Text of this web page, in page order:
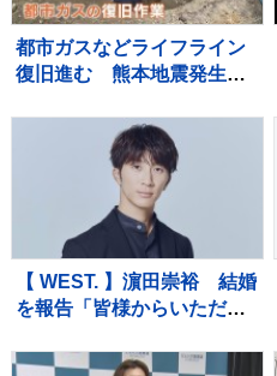
都市ガスなどライフライン
復旧進む 熊本地震発生か
で都市ガス供給止まるが5割
ほど復旧 残る世帯も今週
中に復旧の見通し
【 WEST. 】濵田崇裕 結婚
を報告「皆様からいただい
るよう、これからも精進し